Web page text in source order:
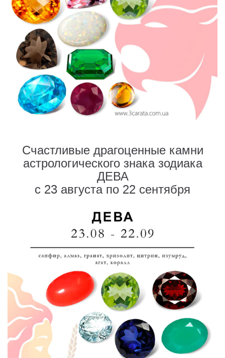
Счастливые драгоценные камни
астрологического знака зодиака
ДЕВА
с 23 августа по 22 сентября